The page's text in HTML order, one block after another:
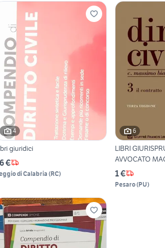
4
giuridici
€
di Calabria (RC)
6
LIBRI
AVVOCATO
1 €
Pesaro(PU)